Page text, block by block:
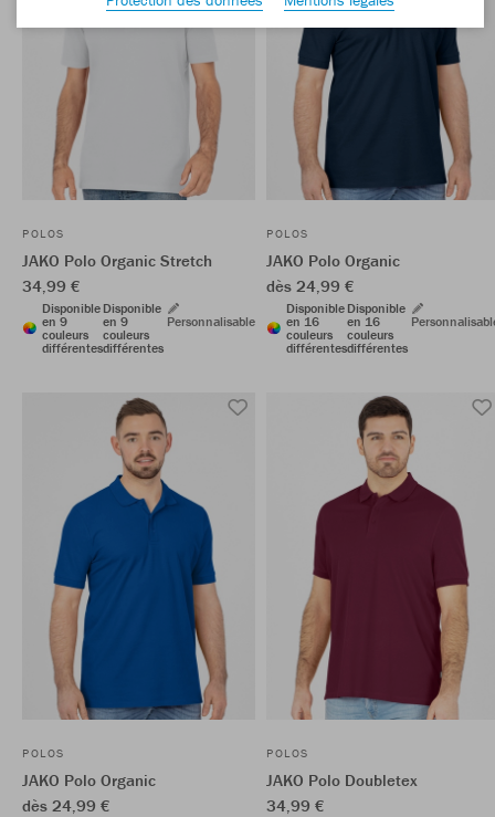
POLOS
JAKO Polo Organic Stretch
34,99 €
Disponible
en 9
couleurs
différentes
Disponible
en 9
couleurs
différentes
Personnalisable
POLOS
JAKO Polo Organic
dès 24,99 €
Disponible
en 16
couleurs
différentes
Disponible
en 16
couleurs
différentes
POLOS
JAKO Polo Organic
dès 24,99 €
POLOS
JAKO Polo Doubletex
34,99 €